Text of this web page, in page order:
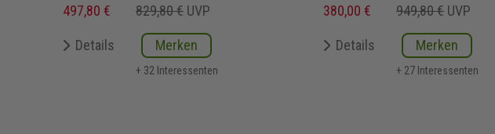
497,80 €
829,80 € UVP
Details Merken
+ 32 Interessenten
380,00 €
949,80 € UVP
Details Merken
+ 27 Interessenten